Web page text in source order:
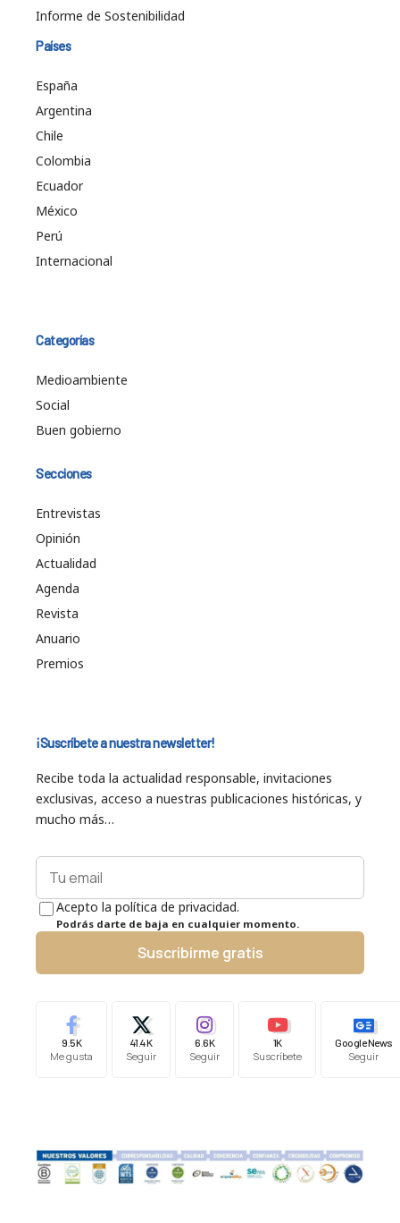
Informe de Sostenibilidad
Países
España
Argentina
Chile
Colombia
Ecuador
México
Perú
Internacional
Categorías
Medioambiente
Social
Buen gobierno
Secciones
Entrevistas
Opinión
Actualidad
Agenda
Revista
Anuario
Premios
¡Suscríbete a nuestra newsletter!
Recibe toda la actualidad responsable, invitaciones
exclusivas, acceso a nuestras publicaciones históricas, y
mucho más…
Acepto la política de privacidad.
Podrás darte de baja en cualquier momento.
Suscribirme gratis
9.5K
Me gusta
41.4K
Seguir
6.6K
Seguir
1K
Suscríbete
Google News
Seguir